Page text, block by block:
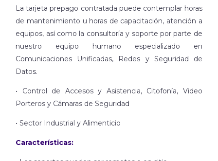
La tarjeta prepago contratada puede contemplar horas
de mantenimiento u horas de capacitación, atención a
equipos, así como la consultoría y soporte por parte de
nuestro equipo humano especializado en
Comunicaciones Unificadas, Redes y Seguridad de
Datos.
• Control de Accesos y Asistencia, Citofonía, Video
Porteros y Cámaras de Seguridad
• Sector Industrial y Alimenticio
Características: